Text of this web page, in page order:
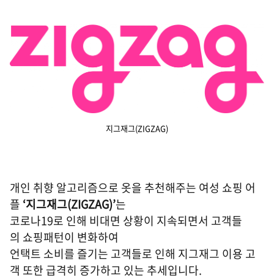
지그재그(ZIGZAG)
개인 취향 알고리즘으로 옷을 추천해주는 여성 쇼핑 어
플 ‘지그재그(ZIGZAG)’는
코로나19로 인해 비대면 상황이 지속되면서 고객들
의 쇼핑패턴이 변화하여
언택트 소비를 즐기는 고객들로 인해 지그재그 이용 고
객 또한 급격히 증가하고 있는 추세입니다.